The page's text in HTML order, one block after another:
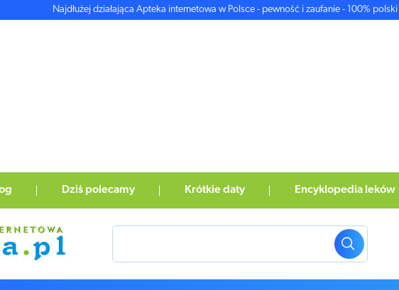
Najdłużej działająca Apteka internetowa w Polsce - pewność i zaufanie - 100% polski
Dziś polecamy Krótkie daty Encyklopedia leków